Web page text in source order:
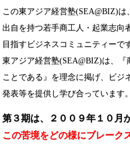
この東アジア経営塾(SEA@BIZ)
出自を持つ若手商工人・起業志向
目指すビジネスコミュニティーで
東アジア経営塾(SEA@BIZ)は、『
ことである』を理念に掲げ、ビジ
発表等を提供し学び合っています。
第３期は、２００９年１０月
この苦境をどの様にブレーク